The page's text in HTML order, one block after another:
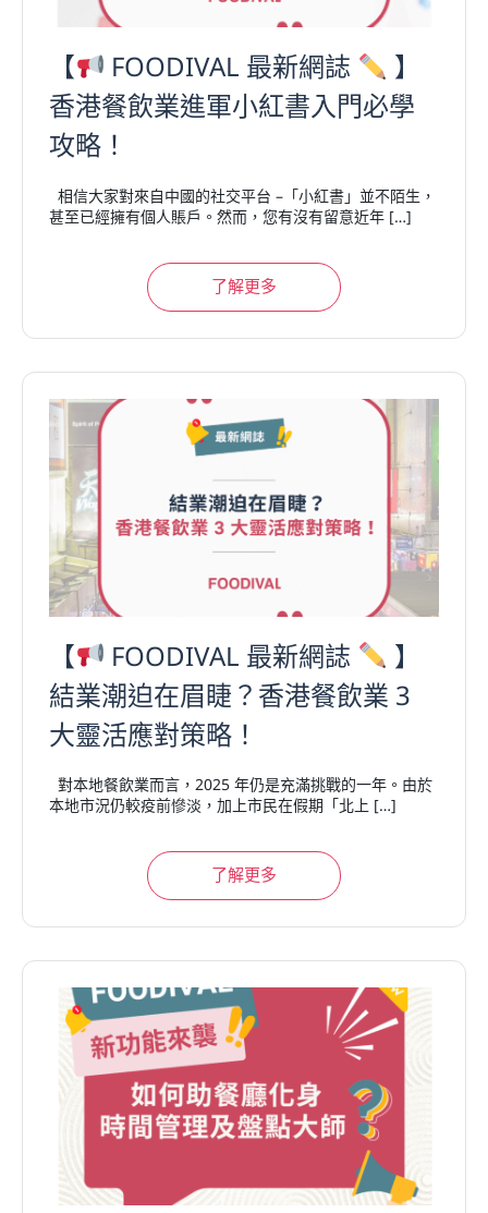
【 FOODIVAL 最新網誌
】
香港餐飲業進軍小紅書入門必學
攻略！
相信大家對來自中國的社交平台 –「小紅書」並不陌生，
甚至已經擁有個人賬戶。然而，您有沒有留意近年 […]
了解更多
【 FOODIVAL 最新網誌
】
結業潮迫在眉睫？香港餐飲業 3
大靈活應對策略！
對本地餐飲業而言，2025 年仍是充滿挑戰的一年。由於
本地市況仍較疫前慘淡，加上市民在假期「北上 […]
了解更多